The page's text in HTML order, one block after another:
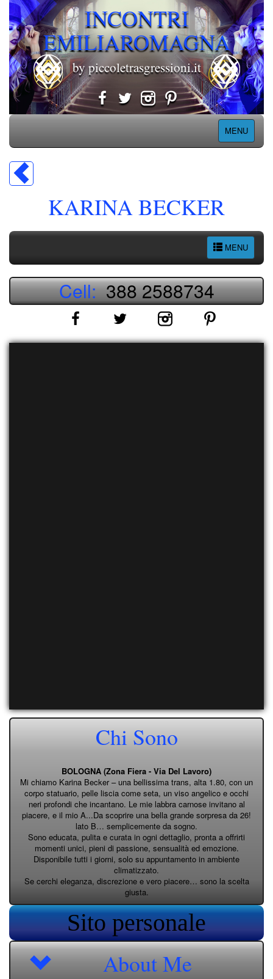
INCONTRI
EMILIAROMAGNA
by piccoletrasgressioni.it
MENU
KARINA BECKER
MENU
Cell:388 2588734
Chi Sono
BOLOGNA (Zona Fiera - Via Del Lavoro)
Mi chiamo Karina Becker – una bellissima trans, alta 1.80, con un
corpo statuario, pelle liscia come seta, un viso angelico e occhi
neri profondi che incantano. Le mie labbra carnose invitano al
piacere, e il mio A...Da scoprire una bella grande sorpresa da 26!
lato B… semplicemente da sogno.
Sono educata, pulita e curata in ogni dettaglio, pronta a offrirti
momenti unici, pieni di passione, sensualità ed emozione.
Disponibile tutti i giorni, solo su appuntamento in ambiente
climatizzato.
Se cerchi eleganza, discrezione e vero piacere… sono la scelta
giusta.
Sito personale
About Me